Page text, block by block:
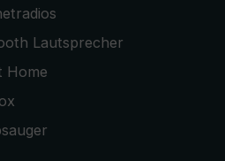
Lautsprecher
Home